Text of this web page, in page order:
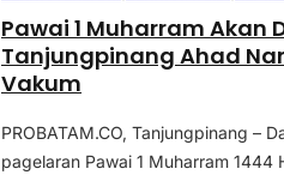
Pawai 1 Muharram Akan
Tanjungpinang Ahad
Vakum
PROBATAM.CO, Tanjungpinang –
pagelaran Pawai 1 Muharram 1444